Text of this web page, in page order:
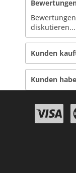
diskutieren...
Kunden
Kunden